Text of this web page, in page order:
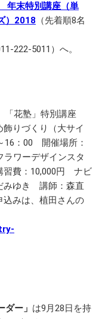
年末特別講座（単
）2018 （先着順8名
5011）へ。
「花塾」特別講座
飾りづくり（大サイ
16：00 開催場所：
ワーデザインスタ
費：10,000円 ナビ
みゆき 講師：森直
込みは、植田さんの
ー」 は9月28日を持